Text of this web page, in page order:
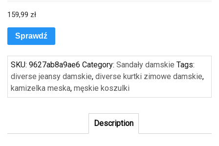
159,99 zł
Sprawdź
SKU: 9627ab8a9ae6 Category: Sandały damskie Tags:
diverse jeansy damskie, diverse kurtki zimowe damskie,
kamizelka meska, męskie koszulki
Description